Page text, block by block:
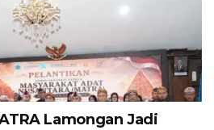
Lamongan Jadi